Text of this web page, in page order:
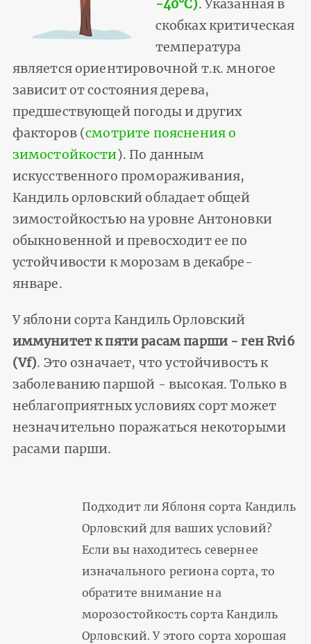
-40°С). Указанная в
скобках критическая
температура
является ориентировочной т.к. многое
зависит от состояния дерева,
предшествующей погоды и других
факторов (смотрите пояснения о
зимостойкости). По данным
искусственного промораживания,
Кандиль орловский обладает общей
зимостойкостью на уровне Антоновки
обыкновенной и превосходит ее по
устойчивости к морозам в декабре-
январе.
У яблони сорта Кандиль Орловский
иммунитет к пяти расам парши - ген Rvi6
(Vf). Это означает, что устойчивость к
заболеванию паршой - высокая. Только в
неблагоприятных условиях сорт может
незначительно поражаться некоторыми
расами парши.
Подходит ли Яблоня сорта Кандиль
Орловский для ваших условий?
Если вы находитесь севернее
изначального региона сорта, то
обратите внимание на
морозостойкость сорта Кандиль
Орловский. У этого сорта хорошая